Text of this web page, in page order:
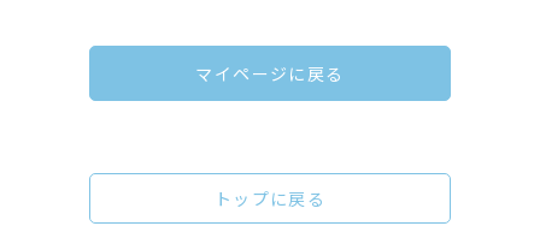
マイページに戻る
トップに戻る